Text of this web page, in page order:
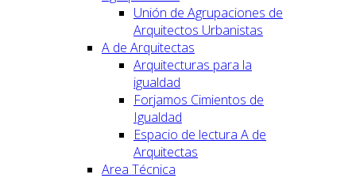
Unión de Agrupaciones de
Arquitectos Urbanistas
A de Arquitectas
Arquitecturas para la
igualdad
Forjamos Cimientos de
Igualdad
Espacio de lectura A de
Arquitectas
Area Técnica